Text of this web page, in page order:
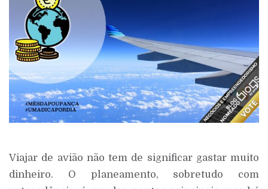
Viajar de avião não tem de significar gastar muito
dinheiro. O planeamento, sobretudo com